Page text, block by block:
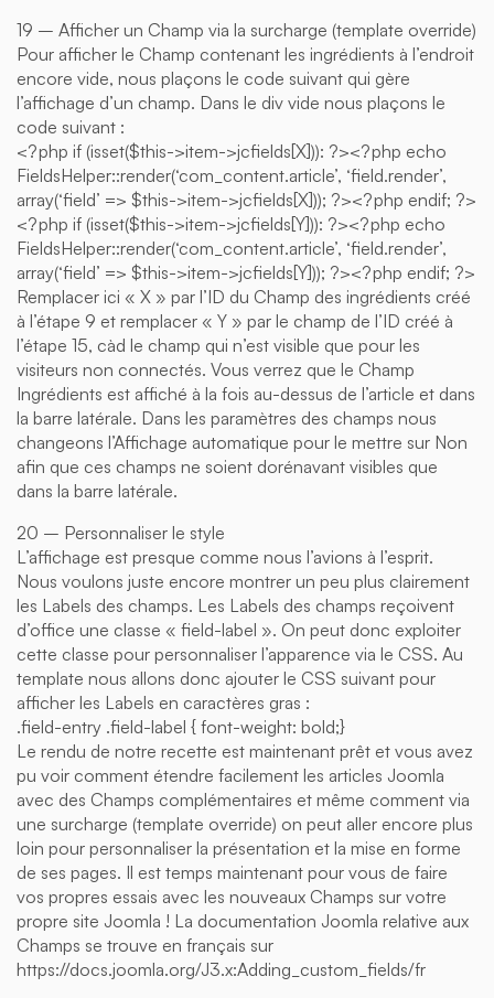
19 – Afficher un Champ via la surcharge (template override)
Pour afficher le Champ contenant les ingrédients à l’endroit
encore vide, nous plaçons le code suivant qui gère
l’affichage d’un champ. Dans le div vide nous plaçons le
code suivant :
<?php if (isset($this->item->jcfields[X])): ?><?php echo
FieldsHelper::render(‘com_content.article’, ‘field.render’,
array(‘field’ => $this->item->jcfields[X])); ?><?php endif; ?>
<?php if (isset($this->item->jcfields[Y])): ?><?php echo
FieldsHelper::render(‘com_content.article’, ‘field.render’,
array(‘field’ => $this->item->jcfields[Y])); ?><?php endif; ?>
Remplacer ici « X » par l’ID du Champ des ingrédients créé
à l’étape 9 et remplacer « Y » par le champ de l’ID créé à
l’étape 15, càd le champ qui n’est visible que pour les
visiteurs non connectés. Vous verrez que le Champ
Ingrédients est affiché à la fois au-dessus de l’article et dans
la barre latérale. Dans les paramètres des champs nous
changeons l’Affichage automatique pour le mettre sur Non
afin que ces champs ne soient dorénavant visibles que
dans la barre latérale.
20 – Personnaliser le style
L’affichage est presque comme nous l’avions à l’esprit.
Nous voulons juste encore montrer un peu plus clairement
les Labels des champs. Les Labels des champs reçoivent
d’office une classe « field-label ». On peut donc exploiter
cette classe pour personnaliser l’apparence via le CSS. Au
template nous allons donc ajouter le CSS suivant pour
afficher les Labels en caractères gras :
.field-entry .field-label { font-weight: bold;}
Le rendu de notre recette est maintenant prêt et vous avez
pu voir comment étendre facilement les articles Joomla
avec des Champs complémentaires et même comment via
une surcharge (template override) on peut aller encore plus
loin pour personnaliser la présentation et la mise en forme
de ses pages. Il est temps maintenant pour vous de faire
vos propres essais avec les nouveaux Champs sur votre
propre site Joomla ! La documentation Joomla relative aux
Champs se trouve en français sur
https://docs.joomla.org/J3.x:Adding_custom_fields/fr